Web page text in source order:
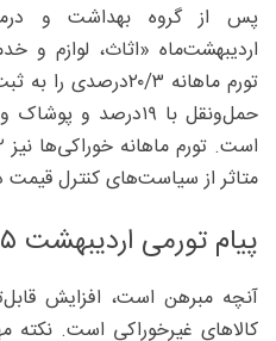
پس از گروه بهداشت و
اردیبهشت‌ماه «اثاث، لوازم و
تورم ماهانه ۳/‏‏
متاثر از سیاست‌های کنترل
پیام تورمی اردیبهشت ۱۴۰۵ چیست؟
آنچه مبرهن است، افزایش
کالاهای غیرخوراکی است. نکته